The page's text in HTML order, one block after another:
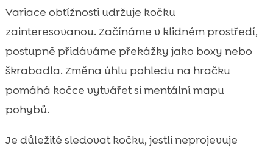
Variace obtížnosti udržuje kočku
zainteresovanou. Začínáme v klidném prostředí,
postupně přidáváme překážky jako boxy nebo
škrabadla. Změna úhlu pohledu na hračku
pomáhá kočce vytvářet si mentální mapu
pohybů.
Je důležité sledovat kočku, jestli neprojevuje